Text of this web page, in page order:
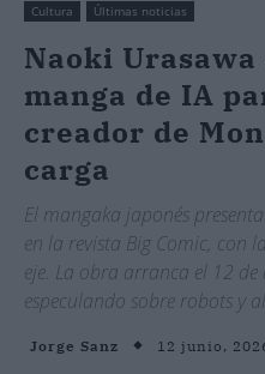
Cultura Últimas noticias
Naoki
manga de IA
creador de
carga
El mangaka japonés
en la revista Big Comic, con
eje. La obra arranca el 12
especulando sobre robots y
Jorge Sanz 12 junio,